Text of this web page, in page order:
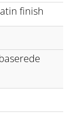
finish